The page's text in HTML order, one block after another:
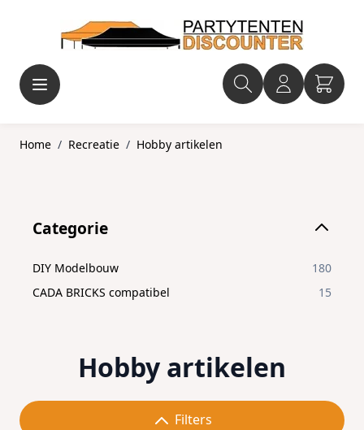
Home / Recreatie / Hobby artikelen
Skip to product list
Categorie
filter
DIY Modelbouw
180
CADA BRICKS compatibel
15
Hobby artikelen
Filters